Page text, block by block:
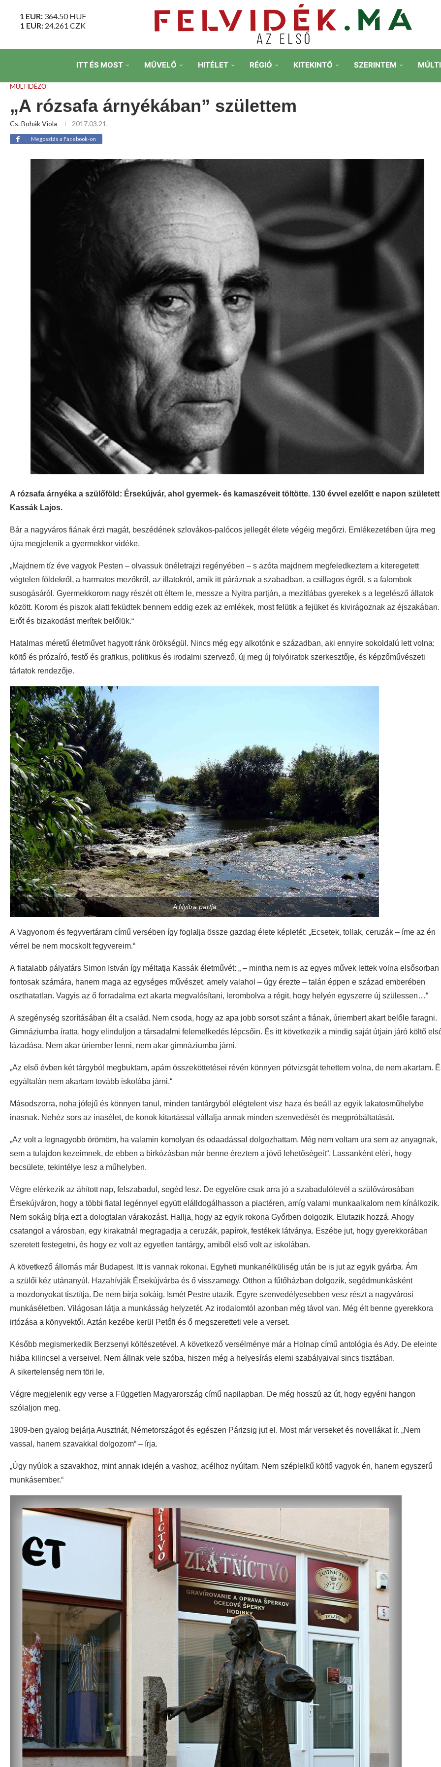
1 EUR: 364.50HUF
1 EUR: 24.261 CZK
ITT ÉS MOST MŰVELŐ HITÉLET RÉGIÓ KITEKINTŐ SZERINTEM
MÚLTIDÉZŐ
„A rózsafa árnyékában” születtem
Cs. Bohák Viola 2017.03.21.
Megosztás a Facebook-on
A rózsafa árnyéka a szülőföld: Érsekújvár, ahol gyermek- és kamaszéveit töltötte. 130 évvel ezelőtt e napon született
Kassák Lajos.
Bár a nagyváros fiának érzi magát, beszédének szlovákos-palócos jellegét élete végéig megőrzi. Emlékezetében újra meg
újra megjelenik a gyermekkor vidéke.
„Majdnem tíz éve vagyok Pesten – olvassuk önéletrajzi regényében – s azóta majdnem megfeledkeztem a kiteregetett
végtelen földekről, a harmatos mezőkről, az illatokról, amik itt páráznak a szabadban, a csillagos égről, s a falombok
susogásáról. Gyermekkorom nagy részét ott éltem le, messze a Nyitra partján, a mezítlábas gyerekek s a legelésző állatok
között. Korom és piszok alatt feküdtek bennem eddig ezek az emlékek, most felütik a fejüket és kivirágoznak az éjszakában.
Erőt és bizakodást merítek belőlük.“
Hatalmas méretű életművet hagyott ránk örökségül. Nincs még egy alkotónk e században, aki ennyire sokoldalú lett volna:
költő és prózaíró, festő és grafikus, politikus és irodalmi szervező, új meg új folyóiratok szerkesztője, és képzőművészeti
tárlatok rendezője.
A Nyitra partja
A Vagyonom és fegyvertáram című versében így foglalja össze gazdag élete képletét: „Ecsetek, tollak, ceruzák – íme az én
vérrel be nem mocskolt fegyvereim.“
A fiatalabb pályatárs Simon István így méltatja Kassák életművét: „ – mintha nem is az egyes művek lettek volna elsősorban
fontosak számára, hanem maga az egységes művészet, amely valahol – úgy érezte – talán éppen e század emberében
oszthatatlan. Vagyis az ő forradalma ezt akarta megvalósítani, lerombolva a régit, hogy helyén egyszerre új szülessen…“
A szegénység szorításában élt a család. Nem csoda, hogy az apa jobb sorsot szánt a fiának, úriembert akart belőle faragni.
Gimnáziumba íratta, hogy elinduljon a társadalmi felemelkedés lépcsőin. És itt következik a mindig saját útjain járó költő
lázadása. Nem akar úriember lenni, nem akar gimnáziumba járni.
„Az első évben két tárgyból megbuktam, apám összeköttetései révén könnyen pótvizsgát tehettem volna, de nem akartam.
egyáltalán nem akartam tovább iskolába járni.“
Másodszorra, noha jófejű és könnyen tanul, minden tantárgyból elégtelent visz haza és beáll az egyik lakatosműhelybe
inasnak. Nehéz sors az inasélet, de konok kitartással vállalja annak minden szenvedését és megpróbáltatását.
„Az volt a legnagyobb örömöm, ha valamin komolyan és odaadással dolgozhattam. Még nem voltam ura sem az anyagnak,
sem a tulajdon kezeimnek, de ebben a birkózásban már benne éreztem a jövő lehetőségeit“. Lassanként eléri, hogy
becsülete, tekintélye lesz a műhelyben.
Végre elérkezik az áhított nap, felszabadul, segéd lesz. De egyelőre csak arra jó a szabadulólevél a szülővárosában
Érsekújváron, hogy a többi fiatal legénnyel együtt elálldogálhasson a piactéren, amíg valami munkaalkalom nem kínálkozik.
Nem sokáig bírja ezt a dologtalan várakozást. Hallja, hogy az egyik rokona Győrben dolgozik. Elutazik hozzá. Ahogy
csatangol a városban, egy kirakatnál megragadja a ceruzák, papírok, festékek látványa. Eszébe jut, hogy gyerekkorában
szeretett festegetni, és hogy ez volt az egyetlen tantárgy, amiből első volt az iskolában.
A következő állomás már Budapest. Itt is vannak rokonai. Egyheti munkanélküliség után be is jut az egyik gyárba. Ám
a szülői kéz utánanyúl. Hazahívják Érsekújvárba és ő visszamegy. Otthon a fűtőházban dolgozik, segédmunkásként
a mozdonyokat tisztítja. De nem bírja sokáig. Ismét Pestre utazik. Egyre szenvedélyesebben vesz részt a nagyvárosi
munkáséletben. Világosan látja a munkásság helyzetét. Az irodalomtól azonban még távol van. Még élt benne gyerekkora
irtózása a könyvektől. Aztán kezébe kerül Petőfi és ő megszeretteti vele a verset.
Később megismerkedik Berzsenyi költészetével. A következő versélménye már a Holnap című antológia és Ady. De eleinte
hiába kilincsel a verseivel. Nem állnak vele szóba, hiszen még a helyesírás elemi szabályaival sincs tisztában.
A sikertelenség nem töri le.
Végre megjelenik egy verse a Független Magyarország című napilapban. De még hosszú az út, hogy egyéni hangon
szólaljon meg.
1909-ben gyalog bejárja Ausztriát, Németországot és egészen Párizsig jut el. Most már verseket és novellákat ír. „Nem
vassal, hanem szavakkal dolgozom“ – írja.
„Úgy nyúlok a szavakhoz, mint annak idején a vashoz, acélhoz nyúltam. Nem széplelkű költő vagyok én, hanem egyszerű
munkásember.“